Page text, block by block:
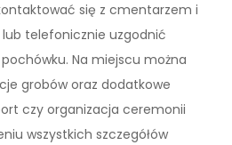
się z cmentarzem i
telefonicznie uzgodnić
Na miejscu można
grobów oraz dodatkowe
czy organizacja ceremonii
wszystkich szczegółów